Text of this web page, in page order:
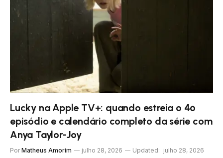
Lucky na Apple TV+: quando estreia o 4º
episódio e calendário completo da série com
Anya Taylor-Joy
Por Matheus Amorim julho 28, 2026 Updated: julho 28, 2026